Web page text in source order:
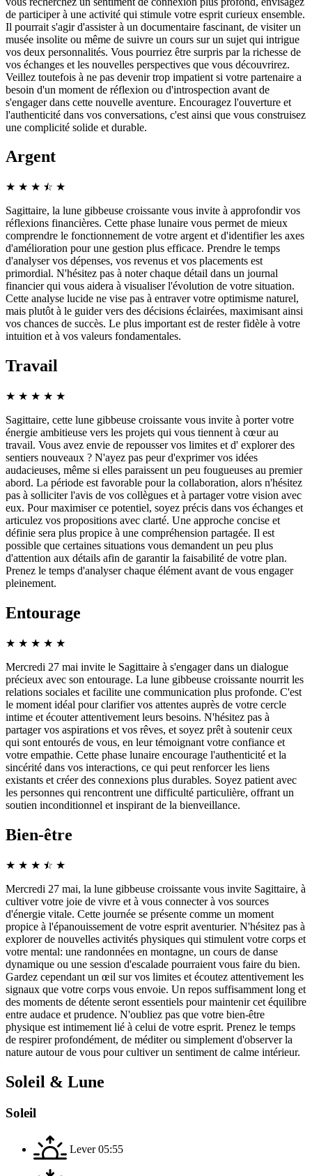
de participer à une activité qui stimule votre esprit curieux ensemble.
Il pourrait s'agir d'assister à un documentaire fascinant, de visiter un
musée insolite ou même de suivre un cours sur un sujet qui intrigue
vos deux personnalités. Vous pourriez être surpris par la richesse de
vos échanges et les nouvelles perspectives que vous découvrirez.
Veillez toutefois à ne pas devenir trop impatient si votre partenaire a
besoin d'un moment de réflexion ou d'introspection avant de
s'engager dans cette nouvelle aventure. Encouragez l'ouverture et
l'authenticité dans vos conversations, c'est ainsi que vous construisez
une complicité solide et durable.
Argent
★ ★ ★ ☆
★ ★
Sagittaire, la lune gibbeuse croissante vous invite à approfondir vos
réflexions financières. Cette phase lunaire vous permet de mieux
comprendre le fonctionnement de votre argent et d'identifier les axes
d'amélioration pour une gestion plus efficace. Prendre le temps
d'analyser vos dépenses, vos revenus et vos placements est
primordial. N'hésitez pas à noter chaque détail dans un journal
financier qui vous aidera à visualiser l'évolution de votre situation.
Cette analyse lucide ne vise pas à entraver votre optimisme naturel,
mais plutôt à le guider vers des décisions éclairées, maximisant ainsi
vos chances de succès. Le plus important est de rester fidèle à votre
intuition et à vos valeurs fondamentales.
Travail
★ ★ ★ ★ ★
Sagittaire, cette lune gibbeuse croissante vous invite à porter votre
énergie ambitieuse vers les projets qui vous tiennent à cœur au
travail. Vous avez envie de repousser vos limites et d' explorer des
sentiers nouveaux ? N'ayez pas peur d'exprimer vos idées
audacieuses, même si elles paraissent un peu fougueuses au premier
abord. La période est favorable pour la collaboration, alors n'hésitez
pas à solliciter l'avis de vos collègues et à partager votre vision avec
eux. Pour maximiser ce potentiel, soyez précis dans vos échanges et
articulez vos propositions avec clarté. Une approche concise et
définie sera plus propice à une compréhension partagée. Il est
possible que certaines situations vous demandent un peu plus
d'attention aux détails afin de garantir la faisabilité de votre plan.
Prenez le temps d'analyser chaque élément avant de vous engager
pleinement.
Entourage
★ ★ ★ ★ ★
Mercredi 27 mai invite le Sagittaire à s'engager dans un dialogue
précieux avec son entourage. La lune gibbeuse croissante nourrit les
relations sociales et facilite une communication plus profonde. C'est
le moment idéal pour clarifier vos attentes auprès de votre cercle
intime et écouter attentivement leurs besoins. N'hésitez pas à
partager vos aspirations et vos rêves, et soyez prêt à soutenir ceux
qui sont entourés de vous, en leur témoignant votre confiance et
votre empathie. Cette phase lunaire encourage l'authenticité et la
sincérité dans vos interactions, ce qui peut renforcer les liens
existants et créer des connexions plus durables. Soyez patient avec
les personnes qui rencontrent une difficulté particulière, offrant un
soutien inconditionnel et inspirant de la bienveillance.
Bien-être
★ ★ ★ ☆
★ ★
Mercredi 27 mai, la lune gibbeuse croissante vous invite Sagittaire, à
cultiver votre joie de vivre et à vous connecter à vos sources
d'énergie vitale. Cette journée se présente comme un moment
propice à l'épanouissement de votre esprit aventurier. N'hésitez pas à
explorer de nouvelles activités physiques qui stimulent votre corps et
votre mental: une randonnées en montagne, un cours de danse
dynamique ou une session d'escalade pourraient vous faire du bien.
Gardez cependant un œil sur vos limites et écoutez attentivement les
signaux que votre corps vous envoie. Un repos suffisamment long et
des moments de détente seront essentiels pour maintenir cet équilibre
entre audace et prudence. N'oubliez pas que votre bien-être
physique est intimement lié à celui de votre esprit. Prenez le temps
de respirer profondément, de méditer ou simplement d'observer la
nature autour de vous pour cultiver un sentiment de calme intérieur.
Soleil & Lune
Soleil
Lever 05:55